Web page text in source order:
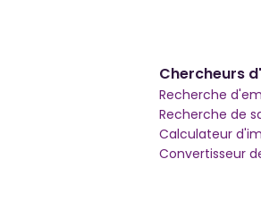
Chercheurs
Recherche
Recherche de
Calculateur
Convertisseur